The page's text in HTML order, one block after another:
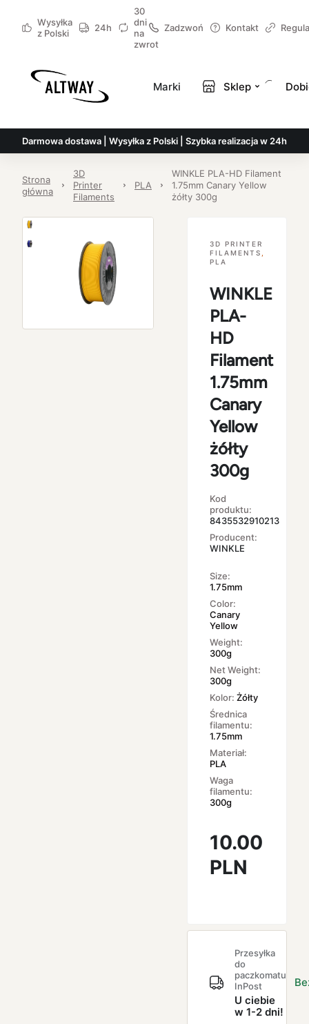
Wysyłka
z Polski
24h
30
dni
na
zwrot
Zadzwoń Kontakt
Marki Sklep
Darmowa dostawa | Wysyłka z Polski | Szybka realizacja w 24h
Strona
główna
3D
Printer
Filaments
PLA
WINKLE PLA-HD Filament
1.75mm Canary Yellow
żółty 300g
3D PRINTER
FILAMENTS
PLA
WINKLE
PLA-
HD
Filament
1.75mm
Canary
Yellow
żółty
300g
Kod
produktu:
8435532910213
Producent:
WINKLE
Size:
1.75mm
Color:
Canary
Yellow
Weight:
300g
Net Weight:
300g
Kolor:Żółty
Średnica
filamentu:
1.75mm
Materiał:
PLA
Waga
filamentu:
300g
10.00
PLN
Przesyłka
do
paczkomatu
InPost
U ciebie
w 1-2 dni!